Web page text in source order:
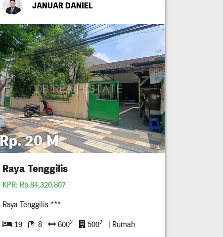
JANUAR DANIEL
Rp. 20 M
Raya Tenggilis
KPR: Rp.84,320,807
Raya Tenggilis ***
19 8 6002 5002 | Rumah